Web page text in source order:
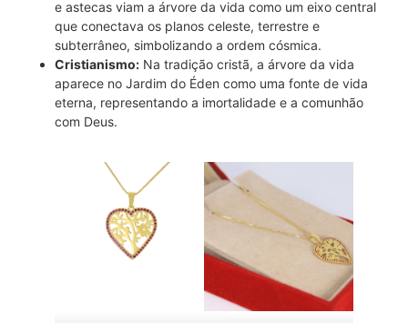
e astecas viam a árvore da vida como um eixo central
que conectava os planos celeste, terrestre e
subterrâneo, simbolizando a ordem cósmica.
Cristianismo: Na tradição cristã, a árvore da vida
aparece no Jardim do Éden como uma fonte de vida
eterna, representando a imortalidade e a comunhão
com Deus.